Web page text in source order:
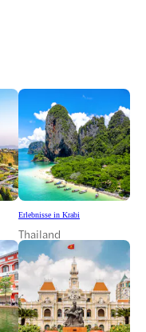
Erlebnisse in Krabi
Thailand